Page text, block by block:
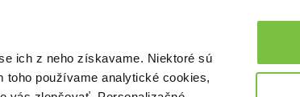
ich z neho získavame. Niektoré sú
toho používame analytické cookies,